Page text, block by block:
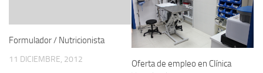
Formulador / Nutricionista
11 DICIEMBRE, 2012
Oferta de empleo en Clínica